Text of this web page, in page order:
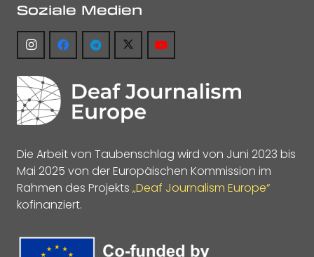
Soziale Medien
Die Arbeit von Taubenschlag wird von Juni 2023 bis
Mai 2025 von der Europäischen Kommission im
Rahmen des Projekts „Deaf Journalism Europe“
kofinanziert.